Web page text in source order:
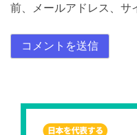
前、メールアドレス、サ